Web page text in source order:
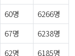
60명
6266명
67명
6238명
62명 6185명